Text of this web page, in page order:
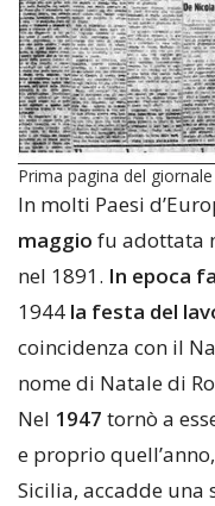
Prima pagina del
In molti Paesi
maggio fu adottata
nel 1891. In epoca
1944 la festa del
coincidenza con il
nome di Natale di
Nel 1947 tornò a
e proprio
Sicilia, accadde una